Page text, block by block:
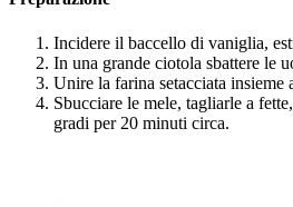
Incidere il baccello di vaniglia,
In una grande ciotola sbattere le
Unire la farina setacciata
Sbucciare le mele, tagliarle a
gradi per 20 minuti circa.